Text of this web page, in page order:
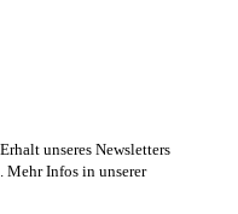
unseres Newsletters
Mehr Infos in unserer